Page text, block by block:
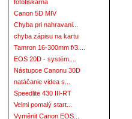
fototiskárna
Canon 5D MIV
Chyba pri nahravani...
chyba zápisu na kartu
Tamron 16-300mm f/3....
EOS 20D - systém....
Nástupce Canonu 30D
natáčanie videa s...
Speedlite 430 III-RT
Velmi pomalý start...
Vyměnit Canon EOS...